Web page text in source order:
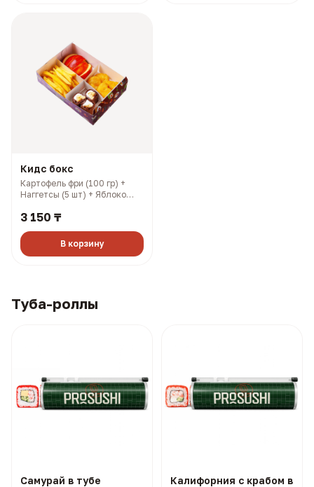
Кидс бокс
Картофель фри (100 гр) +
Наггетсы (5 шт) + Яблоко
ролл (3 шт) (376 гр, 1040
3 150 ₸
В корзину
Туба-роллы
Самурай в тубе
Калифорния с крабом в